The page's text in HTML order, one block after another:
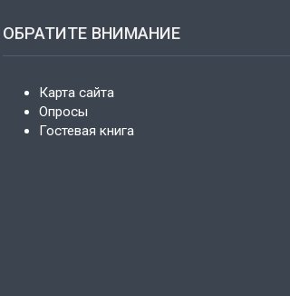
ОБРАТИТЕ ВНИМАНИЕ
Карта сайта
Опросы
Гостевая книга